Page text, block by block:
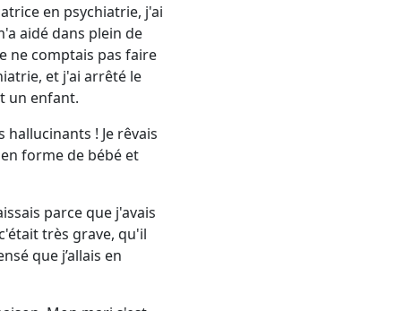
en psychiatrie, j'ai
aidé dans plein de
ne comptais pas faire
et j'ai arrêté le
un enfant.
! Je rêvais
forme de bébé et
parce que j'avais
très grave, qu'il
que j’allais en